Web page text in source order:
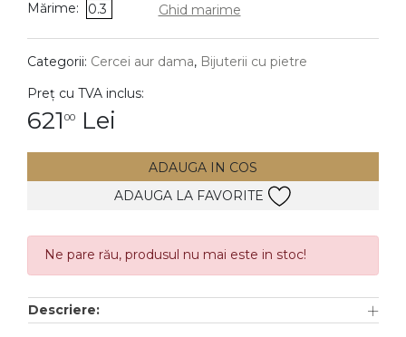
DIAMANTE Vezi toate
Cercei
Accesorii
TIP METAL
Mărime: 0.3 Ghid marime
Categorii: Cercei aur dama, Bijuterii cu pietre
Preț cu TVA inclus:
621 00 Lei
ADAUGA IN COS
ADAUGA LA FAVORITE
Ne pare rău, produsul nu mai este in stoc!
Descriere: